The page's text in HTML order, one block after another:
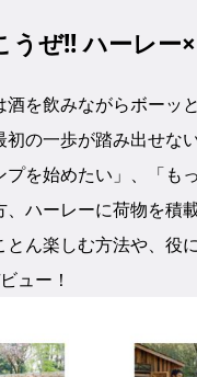
うぜ!! ハーレー
を飲みながらボーッ
の一歩が踏み出せな
を始めたい」、「も
ハーレーに荷物を積
ん楽しむ方法や、役
ュー！